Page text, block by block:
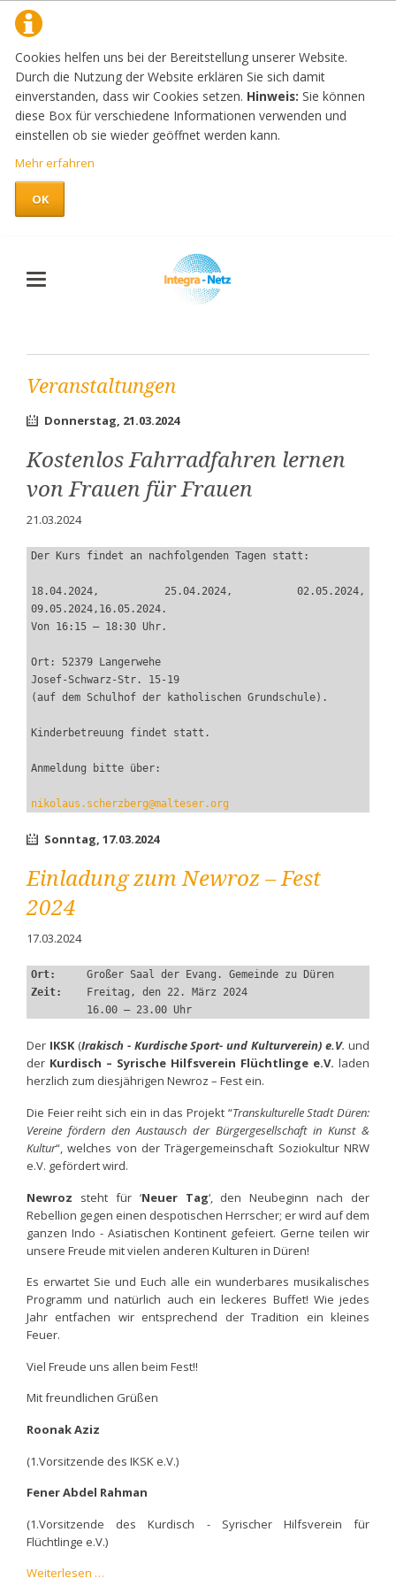
Cookies helfen uns bei der Bereitstellung unserer Website.
Durch die Nutzung der Website erklären Sie sich damit
einverstanden, dass wir Cookies setzen. Hinweis: Sie können
diese Box für verschiedene Informationen verwenden und
einstellen ob sie wieder geöffnet werden kann.
Mehr erfahren
OK
Veranstaltungen
Donnerstag, 21.03.2024
Kostenlos Fahrradfahren lernen
von Frauen für Frauen
21.03.2024
Der Kurs findet an nachfolgenden Tagen statt:
18.04.2024, 25.04.2024, 02.05.2024,
09.05.2024,16.05.2024.
Von 16:15 – 18:30 Uhr.
Ort: 52379 Langerwehe
Josef-Schwarz-Str. 15-19
(auf dem Schulhof der katholischen Grundschule).
Kinderbetreuung findet statt.
Anmeldung bitte über:
nikolaus.scherzberg@malteser.org
Sonntag,17.03.2024
Einladung zum Newroz – Fest
2024
17.03.2024
Ort: Großer Saal der Evang. Gemeinde zu Düren
Zeit: Freitag, den 22. März 2024
16.00 – 23.00 Uhr
Der IKSK(Irakisch - Kurdische Sport- und Kulturverein) e.V. und
der Kurdisch – Syrische Hilfsverein Flüchtlinge e.V. laden
herzlich zum diesjährigen Newroz – Fest ein.
Die Feier reiht sich ein in das Projekt “Transkulturelle Stadt Düren:
Vereine fördern den Austausch der Bürgergesellschaft in Kunst &
Kultur“, welches von der Trägergemeinschaft Soziokultur NRW
e.V. gefördert wird.
Newroz steht für ‘Neuer Tag‘, den Neubeginn nach der
Rebellion gegen einen despotischen Herrscher; er wird auf dem
ganzen Indo - Asiatischen Kontinent gefeiert. Gerne teilen wir
unsere Freude mit vielen anderen Kulturen in Düren!
Es erwartet Sie und Euch alle ein wunderbares musikalisches
Programm und natürlich auch ein leckeres Buffet! Wie jedes
Jahr entfachen wir entsprechend der Tradition ein kleines
Feuer.
Viel Freude uns allen beim Fest!!
Mit freundlichen Grüßen
Roonak Aziz
(1.Vorsitzende des IKSK e.V.)
Fener Abdel Rahman
(1.Vorsitzende des Kurdisch - Syrischer Hilfsverein für
Flüchtlinge e.V.)
Weiterlesen …Einladung